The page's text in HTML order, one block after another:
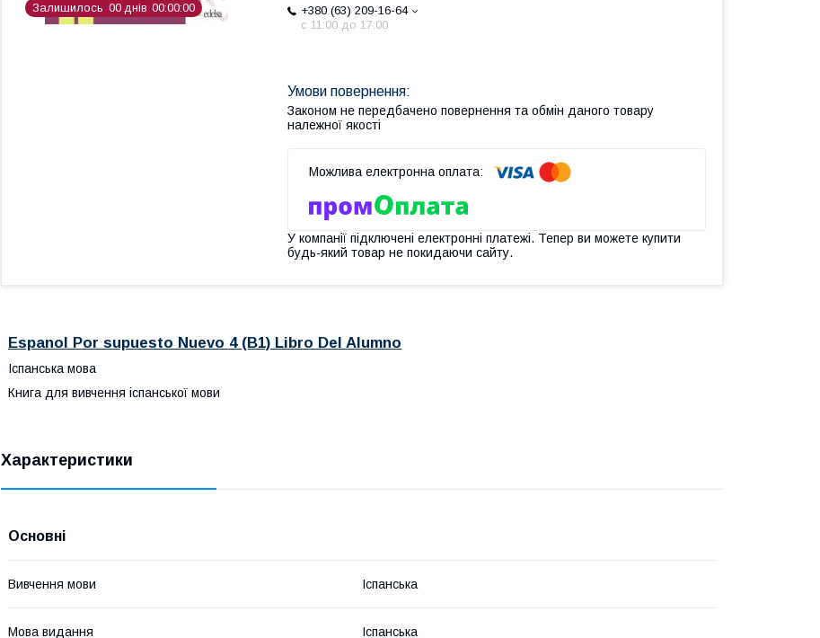
Залишилось 00 днів 00 00 00
+380 (63) 209-16-64
с 11:00 до 17:00
Законом не передбачено повернення та обмін даного товару
належної якості
У компанії підключені електронні платежі. Тепер ви можете купити
будь-який товар не покидаючи сайту.
Espanol Por supuesto Nuevo 4 (B1) Libro Del Alumno
Іспанська мова
Книга для вивчення іспанської мови
Характеристики
Основні
Вивчення мови Іспанська
Мова видання Іспанська